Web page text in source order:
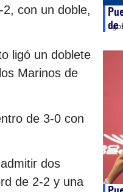
con un doble,
ligó un doblete
Marinos de
de 3-0 con
dos
de 2-2 y una
de